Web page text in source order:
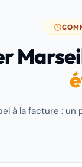
à la facture :